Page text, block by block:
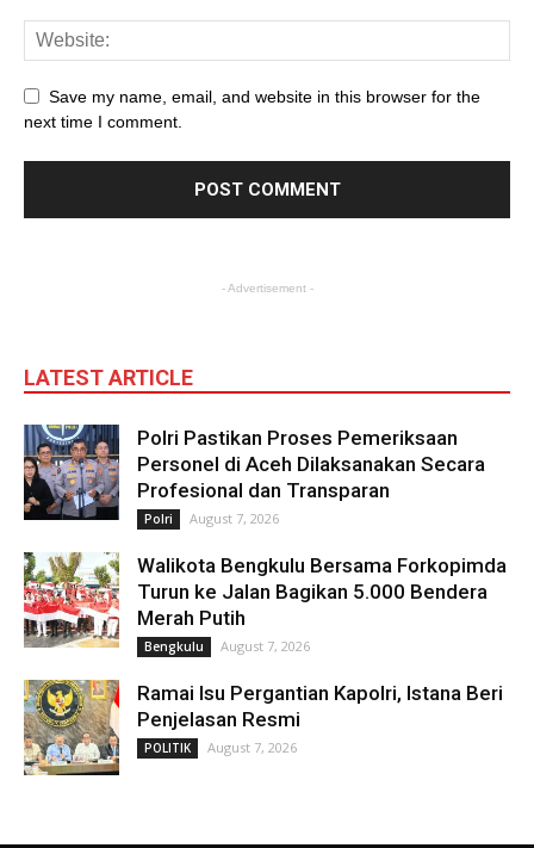
Save my name, email, and website in this browser for the
next time I comment.
- Advertisement -
LATEST ARTICLE
Polri Pastikan Proses Pemeriksaan
Personel di Aceh Dilaksanakan Secara
Profesional dan Transparan
Polri August 7, 2026
Walikota Bengkulu Bersama Forkopimda
Turun ke Jalan Bagikan 5.000 Bendera
Merah Putih
Bengkulu August 7, 2026
Ramai Isu Pergantian Kapolri, Istana Beri
Penjelasan Resmi
POLITIK August 7, 2026